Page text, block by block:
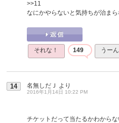
>>11
なにかやらないと気持ちが治まら
それな！ 149 うー
14 名無しだＪ より
2016年1月14日 10:22 PM
チケットだって当たるかわからな